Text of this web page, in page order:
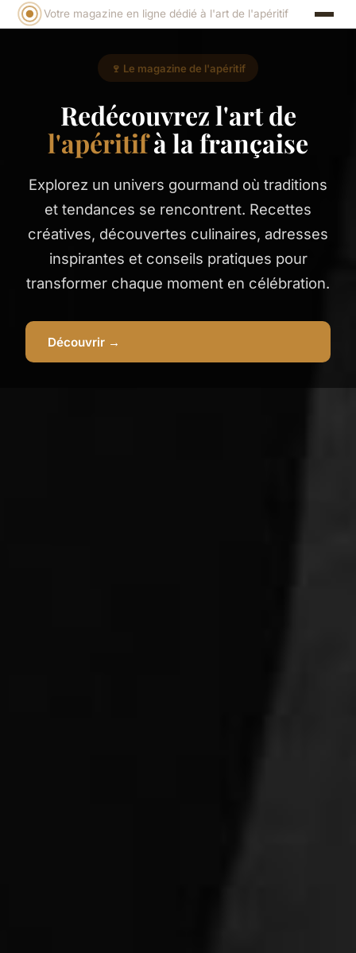
Votre magazine en ligne dédié à l'art de l'apéritif
🍷 Le magazine de l'apéritif
Redécouvrez l'art de
l'apéritifà la française
Explorez un univers gourmand où traditions
et tendances se rencontrent. Recettes
créatives, découvertes culinaires, adresses
inspirantes et conseils pratiques pour
transformer chaque moment en célébration.
Découvrir →